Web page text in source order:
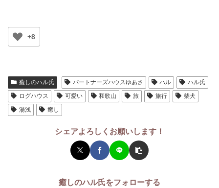
+8
癒しのハル氏 パートナーズハウスゆあさ ハル
ハル氏
ログハウス
可愛い 和歌山 旅 旅行
柴犬
湯浅
癒し
シェアよろしくお願いします！
癒しのハル氏をフォローする